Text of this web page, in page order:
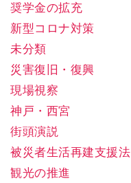
奨学金の拡充
新型コロナ対策
未分類
災害復旧・復興
現場視察
神戸・西宮
街頭演説
被災者生活再建支援法
観光の推進